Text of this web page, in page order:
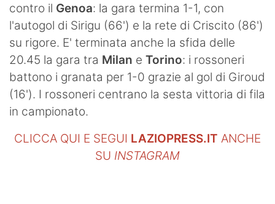
contro il Genoa: la gara termina 1-1, con
l'autogol di Sirigu (66') e la rete di Criscito (86')
su rigore. E' terminata anche la sfida delle
20.45 la gara tra Milan e Torino: i rossoneri
battono i granata per 1-0 grazie al gol di Giroud
(16'). I rossoneri centrano la sesta vittoria di fila
in campionato.
CLICCA QUI E SEGUI LAZIOPRESS.IT ANCHE
SU INSTAGRAM